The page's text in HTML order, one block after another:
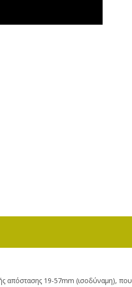
απόστασης 19-57mm (ισοδύναμη), που